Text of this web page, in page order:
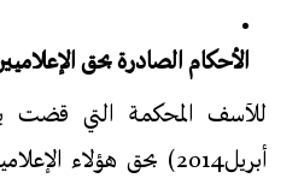
الأحكام الصادرة بحق
أبريل2014) بحق هؤلاء